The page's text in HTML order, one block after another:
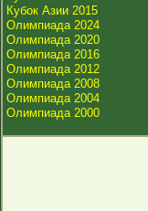
Кубок Азии 2015
Олимпиада 2024
Олимпиада 2020
Олимпиада 2016
Олимпиада 2012
Олимпиада 2008
Олимпиада 2004
Олимпиада 2000